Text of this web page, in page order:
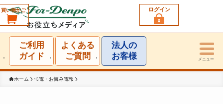
買い物かご ログイン
ご利用
ガイド
よくある
ご質問
法人の
お客様
メニュー
利用シーン一覧
結婚祝い
誕生日祝い
ホーム 弔電・お悔み電報